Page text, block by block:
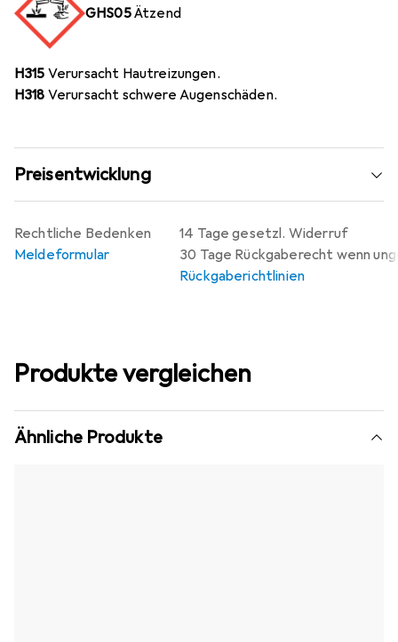
GHS05Ätzend
H315 Verursacht Hautreizungen.
H318 Verursacht schwere Augenschäden.
Preisentwicklung
14 Tage gesetzl. Widerruf
30 Tage Rückgaberecht wenn
Rückgaberichtlinien
Rechtliche Bedenken
Meldeformular
Produkte vergleichen
Ähnliche Produkte